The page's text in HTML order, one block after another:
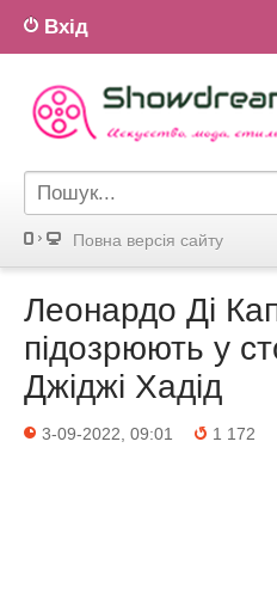
Вхід
Повна версiя сайту
Леонардо Ді
підозрюють у
Джіджі Хадід
3-09-2022, 09:01 1 172